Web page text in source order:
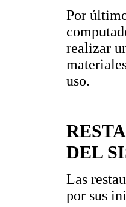
Por
realizar
uso.
DEL
Las
por sus